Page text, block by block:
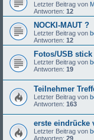
Letzter Beitrag von
Antworten: 12
NOCKI-MAUT ?
Letzter Beitrag von
Antworten: 12
Fotos/USB stick
Letzter Beitrag von
Antworten: 19
Teilnehmer
Letzter Beitrag von
Antworten: 163
erste eindrücke
Letzter Beitrag von
Antworten: 29